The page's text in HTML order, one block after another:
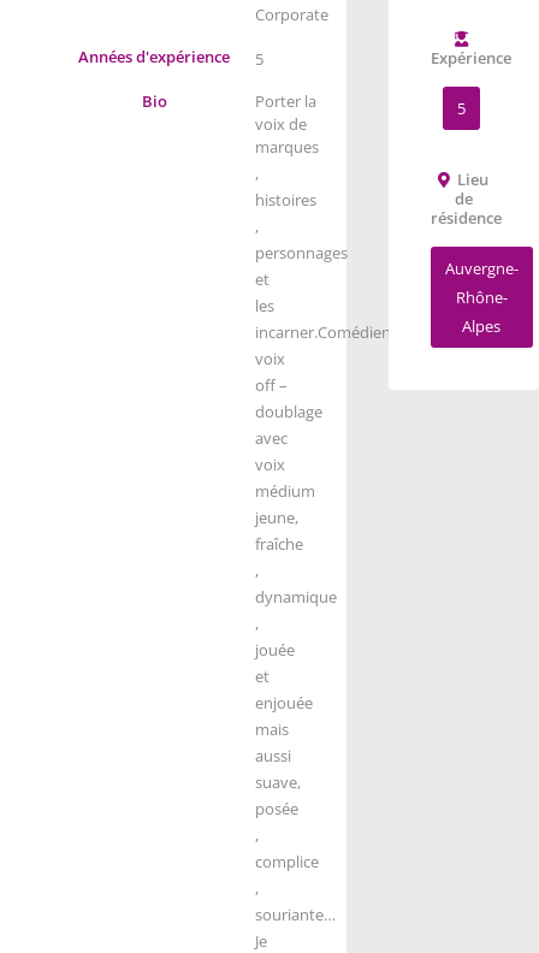
Corporate
Années d'expérience
5
Bio
Porter la
voix de
marques
,
histoires
,
personnages
et
les
incarner.Comédienne
voix
off –
doublage
avec
voix
médium
jeune,
fraîche
,
dynamique
,
jouée
et
enjouée
mais
aussi
suave,
posée
,
complice
,
souriante…
Je
Expérience
5
Lieu
de
résidence
Auvergne-
Rhône-
Alpes